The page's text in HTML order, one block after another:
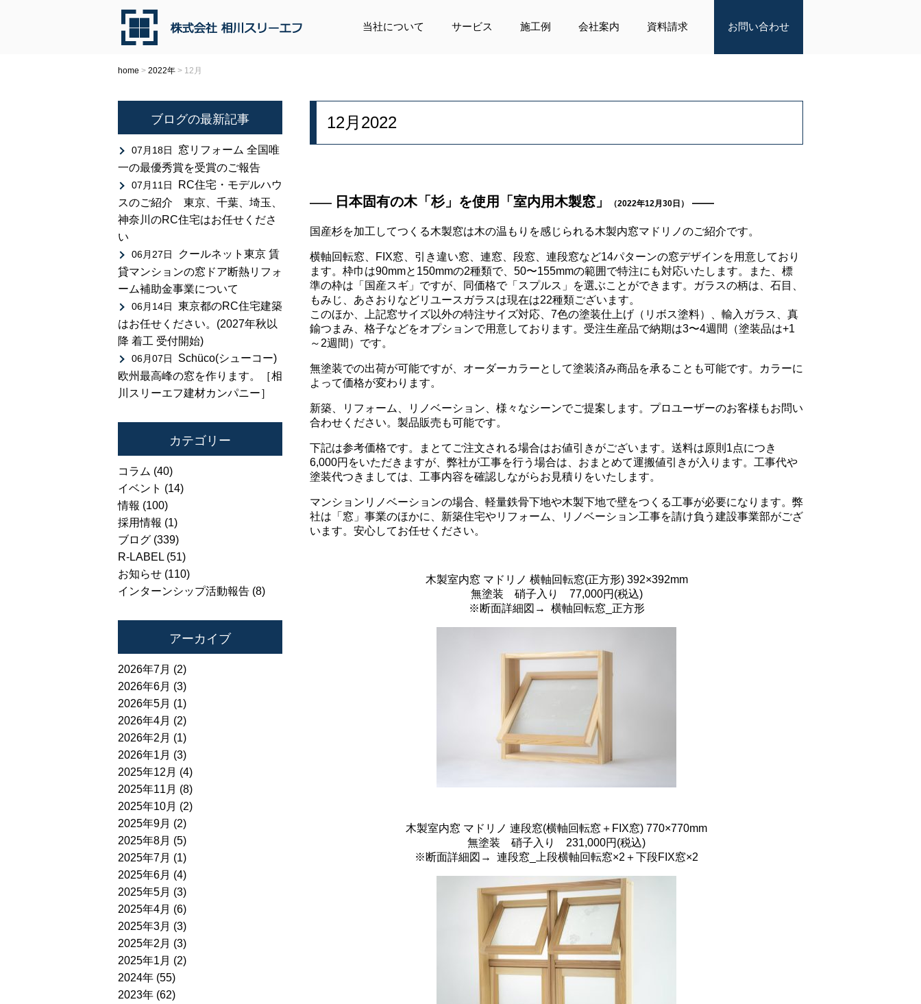
当社について サービス 施工例 会社案内 資料請求 お問い合わせ
home > 2022年 > 12月
12月2022
日本固有の木「杉」を使用「室内用木製窓」 （2022年12月30日）
国産杉を加工してつくる木製窓は木の温もりを感じられる木製内窓マドリノのご紹介です。
横軸回転窓、FIX窓、引き違い窓、連窓、段窓、連段窓など14パターンの窓デザインを用意しており
ます。枠巾は90mmと150mmの2種類で、50〜155mmの範囲で特注にも対応いたします。また、標
準の枠は「国産スギ」ですが、同価格で「スプルス」を選ぶことができます。ガラスの柄は、石目、
もみじ、あさおりなどリユースガラスは現在は22種類ございます。
このほか、上記窓サイズ以外の特注サイズ対応、7色の塗装仕上げ（リボス塗料）、輸入ガラス、真
鍮つまみ、格子などをオプションで用意しております。受注生産品で納期は3〜4週間（塗装品は+1
～2週間）です。
無塗装での出荷が可能ですが、オーダーカラーとして塗装済み商品を承ることも可能です。カラーに
よって価格が変わります。
新築、リフォーム、リノベーション、様々なシーンでご提案します。プロユーザーのお客様もお問い
合わせください。製品販売も可能です。
下記は参考価格です。まとてご注文される場合はお値引きがございます。送料は原則1点につき
6,000円をいただきますが、弊社が工事を行う場合は、おまとめて運搬値引きが入ります。工事代や
塗装代つきましては、工事内容を確認しながらお見積りをいたします。
マンションリノベーションの場合、軽量鉄骨下地や木製下地で壁をつくる工事が必要になります。弊
社は「窓」事業のほかに、新築住宅やリフォーム、リノベーション工事を請け負う建設事業部がござ
います。安心してお任せください。
木製室内窓 マドリノ 横軸回転窓(正方形) 392×392mm
無塗装 硝子入り 77,000円(税込)
※断面詳細図→ 横軸回転窓_正方形
木製室内窓 マドリノ 連段窓(横軸回転窓＋FIX窓) 770×770mm
無塗装 硝子入り 231,000円(税込)
※断面詳細図→ 連段窓_上段横軸回転窓×2＋下段FIX窓×2
ブログの最新記事
07月18日
窓リフォーム 全国唯
一の最優秀賞を受賞のご報告
07月11日
RC住宅・モデルハウ
スのご紹介 東京、千葉、埼玉、
神奈川のRC住宅はお任せくださ
い
06月27日
クールネット東京 賃
貸マンションの窓ドア断熱リフォ
ーム補助金事業について
06月14日
東京都のRC住宅建築
はお任せください。(2027年秋以
降 着工 受付開始)
06月07日
Schüco(シューコー)
欧州最高峰の窓を作ります。［相
川スリーエフ建材カンパニー］
カテゴリー
コラム (40)
イベント (14)
情報 (100)
採用情報 (1)
ブログ (339)
R-LABEL (51)
お知らせ (110)
インターンシップ活動報告 (8)
アーカイブ
2026年7月 (2)
2026年6月 (3)
2026年5月 (1)
2026年4月 (2)
2026年2月 (1)
2026年1月 (3)
2025年12月 (4)
2025年11月 (8)
2025年10月 (2)
2025年9月 (2)
2025年8月 (5)
2025年7月 (1)
2025年6月 (4)
2025年5月 (3)
2025年4月 (6)
2025年3月 (3)
2025年2月 (3)
2025年1月 (2)
2024年 (55)
2023年 (62)